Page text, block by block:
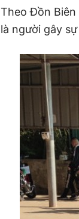
Theo Đồn
là người gây